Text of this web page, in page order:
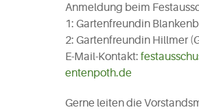
Anmeldung beim
1: Gartenfreundin
2: Gartenfreundin Hillmer
E-Mail-Kontakt:
entenpoth.de
Gerne leiten die